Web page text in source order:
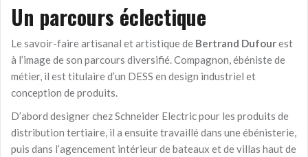
Un parcours éclectique
Le savoir-faire artisanal et artistique de Bertrand Dufourest
à l’image de son parcours diversifié. Compagnon, ébéniste de
métier, il est titulaire d’un DESS en design industriel et
conception de produits.
D’abord designer chez Schneider Electric pour les produits de
distribution tertiaire, il a ensuite travaillé dans une ébénisterie,
puis dans l’agencement intérieur de bateaux et de villas haut de